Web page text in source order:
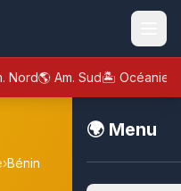
Nord🌎 Am. Sud🏝️ Océanie
🌍 Menu
›Bénin